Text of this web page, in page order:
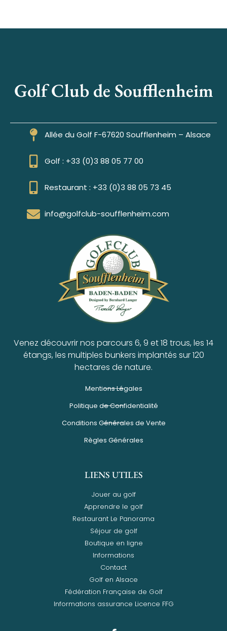
Golf Club de Soufflenheim
Allée du Golf F-67620 Soufflenheim – Alsace
Golf : +33 (0)3 88 05 77 00
Restaurant : +33 (0)3 88 05 73 45
info@golfclub-soufflenheim.com
Venez découvrir nos parcours 6, 9 et 18 trous, les 14
étangs, les multiples bunkers implantés sur 120
hectares de nature.
Mentions Légales
Politique de Confidentialité
Conditions Générales de Vente
Règles Générales
LIENS UTILES
Jouer au golf
Apprendre le golf
Restaurant Le Panorama
Séjour de golf
Boutique en ligne
Informations
Contact
Golf en Alsace
Fédération Française de Golf
Informations assurance Licence FFG